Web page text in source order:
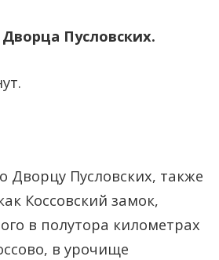
Пусловских.
Дворцу Пусловских, также
Коссовский замок,
в полутора километрах
в урочище